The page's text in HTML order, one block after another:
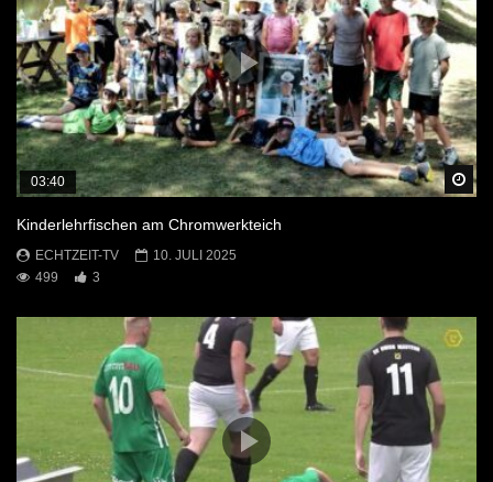
03:40
Kinderlehrfischen am Chromwerkteich
ECHTZEIT-TV
10. JULI 2025
499
3